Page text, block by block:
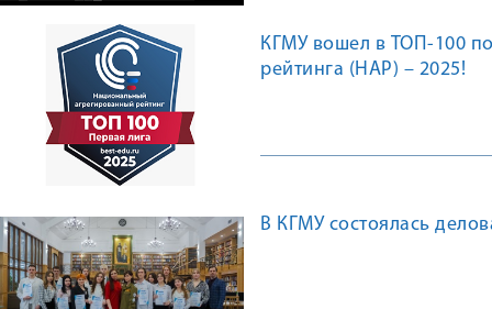
КГМУ вошел в ТОП-100
рейтинга (НАР) – 2025!
В КГМУ состоялась